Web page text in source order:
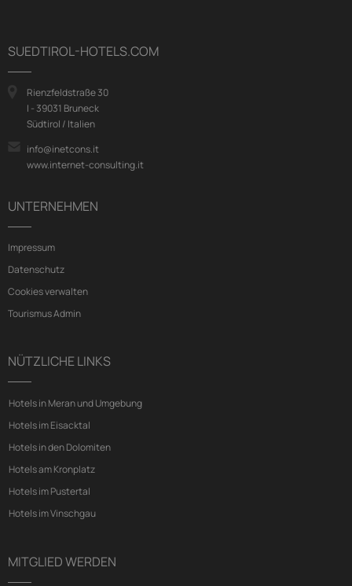
SUEDTIROL-HOTELS.COM
Rienzfeldstraße 30
I - 39031 Bruneck
Südtirol / Italien
info@inetcons.it
www.internet-consulting.it
UNTERNEHMEN
Impressum
Datenschutz
Cookies verwalten
Tourismus Admin
NÜTZLICHE LINKS
Hotels in Meran und Umgebung
Hotels im Eisacktal
Hotels in den Dolomiten
Hotels am Kronplatz
Hotels im Pustertal
Hotels im Vinschgau
MITGLIED WERDEN